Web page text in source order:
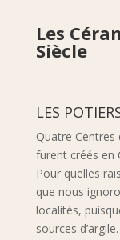
Les
Siècle
LES
Quatre
furent créés en
Pour quelles
que nous
localités,
sources d’argile.